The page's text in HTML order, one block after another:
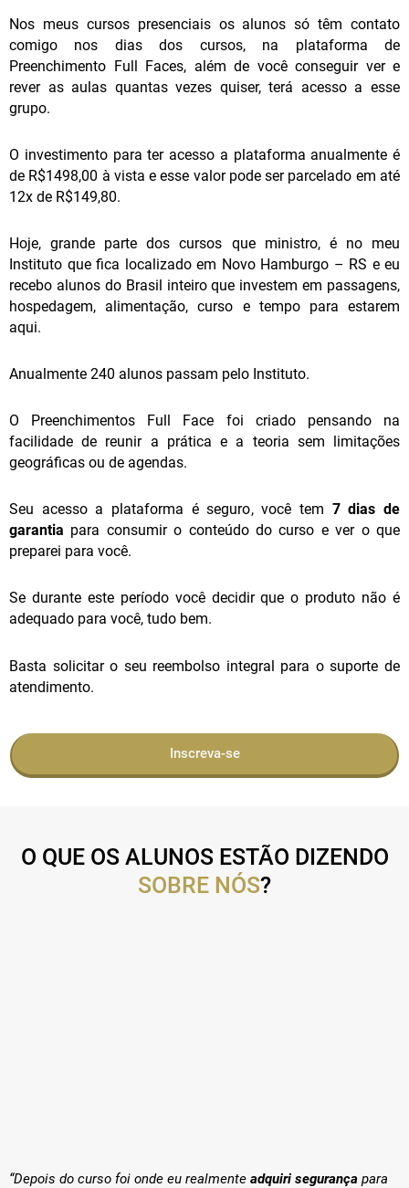
Nos meus cursos presenciais os alunos só têm contato
comigo nos dias dos cursos, na plataforma de
Preenchimento Full Faces, além de você conseguir ver e
rever as aulas quantas vezes quiser, terá acesso a esse
grupo.
O investimento para ter acesso a plataforma anualmente é
de R$1498,00 à vista e esse valor pode ser parcelado em até
12x de R$149,80.
Hoje, grande parte dos cursos que ministro, é no meu
Instituto que fica localizado em Novo Hamburgo – RS e eu
recebo alunos do Brasil inteiro que investem em passagens,
hospedagem, alimentação, curso e tempo para estarem
aqui.
Anualmente 240 alunos passam pelo Instituto.
O Preenchimentos Full Face foi criado pensando na
facilidade de reunir a prática e a teoria sem limitações
geográficas ou de agendas.
Seu acesso a plataforma é seguro, você tem 7 dias de
garantia para consumir o conteúdo do curso e ver o que
preparei para você.
Se durante este período você decidir que o produto não é
adequado para você, tudo bem.
Basta solicitar o seu reembolso integral para o suporte de
atendimento.
Inscreva-se
O QUE OS ALUNOS ESTÃO DIZENDO
SOBRE NÓS?
“Depois do curso foi onde eu realmente adquiri segurança para